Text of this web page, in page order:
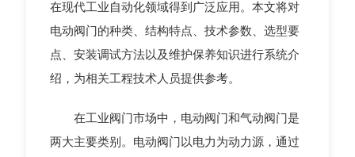
在现代工业自动化领域得到广泛应用。本文将对
电动阀门的种类、结构特点、技术参数、选型要
点、安装调试方法以及维护保养知识进行系统介
绍，为相关工程技术人员提供参考。
在工业阀门市场中，电动阀门和气动阀门是
两大主要类别。电动阀门以电力为动力源，通过